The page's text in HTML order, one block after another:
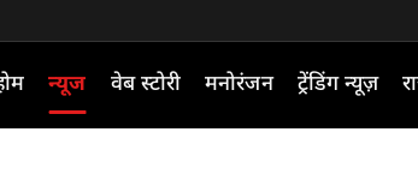
न्यूज वेब स्टोरी मनोरंजन ट्रेंडिंग न्यूज़